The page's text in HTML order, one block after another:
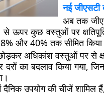
नई जीएसटी
अब तक
ऊपर कुछ वस्तुओं पर
और 40% तक सीमित किया
अधिकांश वस्तुओं पर से
का बदलाव किया गया,
उपयोग की चीजें शामिल